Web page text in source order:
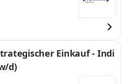
Einkauf - Indi
d)